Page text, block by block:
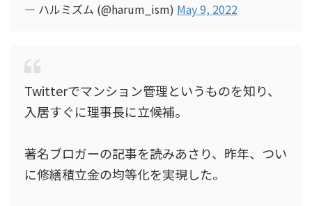
— ハルミズム (@harum_ism) May 9, 2022
Twitterでマンション管理というものを知り、
入居すぐに理事長に立候補。
著名ブロガーの記事を読みあさり、昨年、つい
に修繕積立金の均等化を実現した。